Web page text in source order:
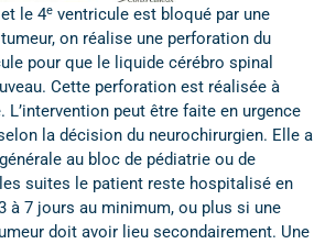
et le 4e ventricule est bloqué par une
on réalise une perforation du
pour que le liquide cérébro spinal
Cette perforation est réalisée à
L’intervention peut être faite en urgence
la décision du neurochirurgien. Elle a
au bloc de pédiatrie ou de
suites le patient reste hospitalisé en
à 7 jours au minimum, ou plus si une
doit avoir lieu secondairement. Une